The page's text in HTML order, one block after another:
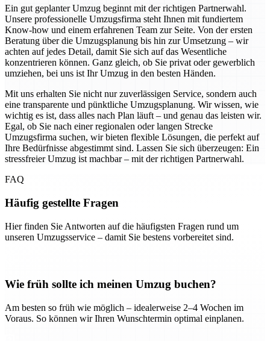
Ein gut geplanter Umzug beginnt mit der richtigen Partnerwahl.
Unsere professionelle Umzugsfirma steht Ihnen mit fundiertem
Know-how und einem erfahrenen Team zur Seite. Von der ersten
Beratung über die Umzugsplanung bis hin zur Umsetzung – wir
achten auf jedes Detail, damit Sie sich auf das Wesentliche
konzentrieren können. Ganz gleich, ob Sie privat oder gewerblich
umziehen, bei uns ist Ihr Umzug in den besten Händen.
Mit uns erhalten Sie nicht nur zuverlässigen Service, sondern auch
eine transparente und pünktliche Umzugsplanung. Wir wissen, wie
wichtig es ist, dass alles nach Plan läuft – und genau das leisten wir.
Egal, ob Sie nach einer regionalen oder langen Strecke
Umzugsfirma suchen, wir bieten flexible Lösungen, die perfekt auf
Ihre Bedürfnisse abgestimmt sind. Lassen Sie sich überzeugen: Ein
stressfreier Umzug ist machbar – mit der richtigen Partnerwahl.
FAQ
Häufig gestellte Fragen
Hier finden Sie Antworten auf die häufigsten Fragen rund um
unseren Umzugsservice – damit Sie bestens vorbereitet sind.
Wie früh sollte ich meinen Umzug buchen?
Am besten so früh wie möglich – idealerweise 2–4 Wochen im
Voraus. So können wir Ihren Wunschtermin optimal einplanen.